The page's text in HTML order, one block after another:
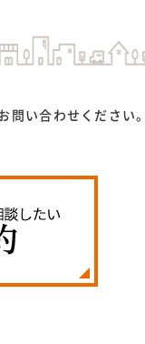
問い合わせください。